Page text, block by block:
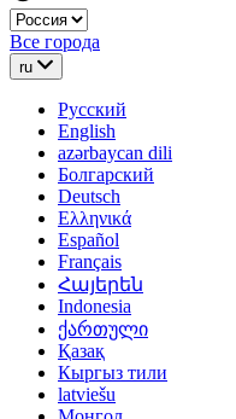
Все города
ru
Русский
English
azərbaycan dili
Болгарский
Deutsch
Ελληνικά
Español
Français
Հայերեն
Indonesia
ქართული
Қазақ
Кыргыз тили
latviešu